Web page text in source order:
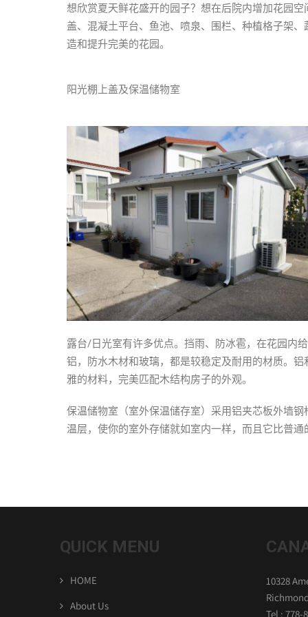
想欣赏夏天鲜花盛开的园子？想在后院内增加花园
盖、混凝土平台、鱼池、喷泉、围栏、种植格子架
造和提升完美的花园。
阳光棚上盖及保温储物室
露台/日光室有许多优点。挡雨、防冰雹，在花园内
铝，防水木材和玻璃，都是较稳定及耐用的材质。
雅的材料，完美匹配木结构房子的外观。
保温储物室（室外保温储存室）采用铝夹芯板外墙
温层，使你的室外存储就如室内一样，而且它比普
QUICK MENU
HOME
About Us
10328
Tel : 778-